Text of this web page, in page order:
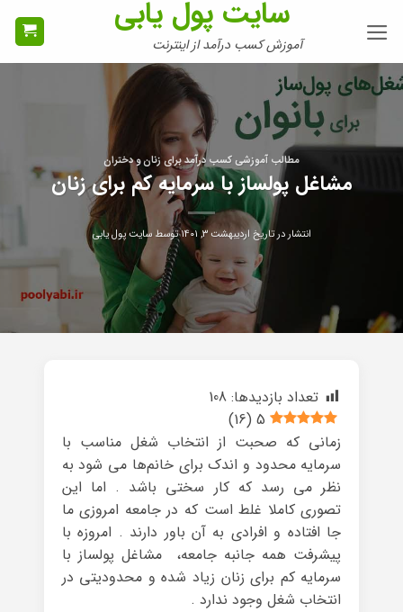
سایت پول یابی
آموزش کسب درآمد از اینترنت
مطالب آموزشی کسب درآمد برای زنان و دختران
مشاغل پولساز با سرمایه کم برای زنان
انتشار در تاریخاردیبهشت ۳, ۱۴۰۱ توسطسایت پول یابی
تعداد بازدیدها: 108
5
(
16
)
زمانی که صحبت از انتخاب شغل مناسب با
سرمایه محدود و اندک برای خانم‌ها می شود به
نظر می رسد که کار سختی باشد . اما این
تصوری کاملا غلط است که در جامعه امروزی ما
جا افتاده و افرادی به آن باور دارند . امروزه با
پیشرفت همه جانبه جامعه، مشاغل پولساز با
سرمایه کم برای زنان زیاد شده و محدودیتی در
انتخاب شغل وجود ندارد .